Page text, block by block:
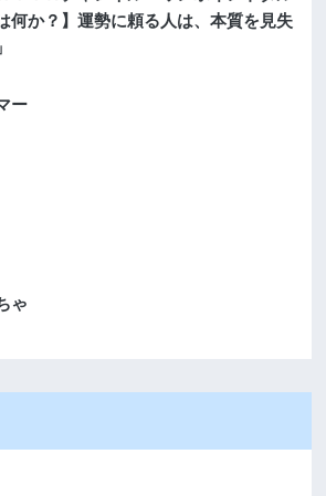
何か？】運勢に頼る人は、本質を見失
ー
ゃ